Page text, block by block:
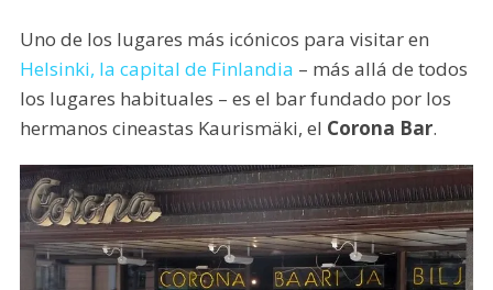
Uno de los lugares más icónicos para visitar en
Helsinki, la capital de Finlandia – más allá de todos
los lugares habituales – es el bar fundado por los
hermanos cineastas Kaurismäki, el Corona Bar.